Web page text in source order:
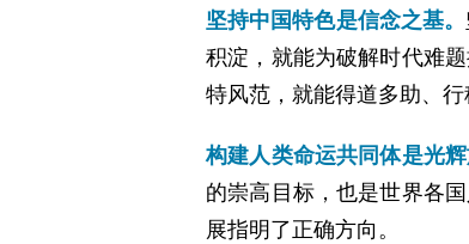
坚持中国特色是信念之基。
积淀，就能为破解时代难
特风范，就能得道多助、行
构建人类命运共同体是光辉
的崇高目标，也是世界各
展指明了正确方向。